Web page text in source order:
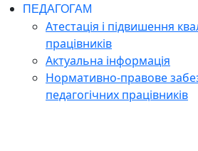
ПЕДАГОГАМ
Атестація і підвишення
працівників
Актуальна інформація
Нормативно-правове
педагогічних працівників